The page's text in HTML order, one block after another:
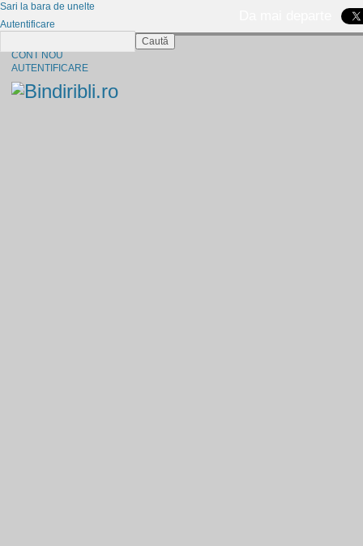
CONT NOU
AUTENTIFICARE
Sari la bara de unelte
Autentificare
Caută